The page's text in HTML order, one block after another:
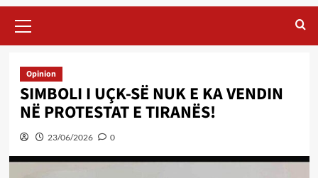
Menu
Opinion
SIMBOLI I UÇK-SË NUK E KA VENDIN
NË PROTESTAT E TIRANËS!
23/06/2026 0